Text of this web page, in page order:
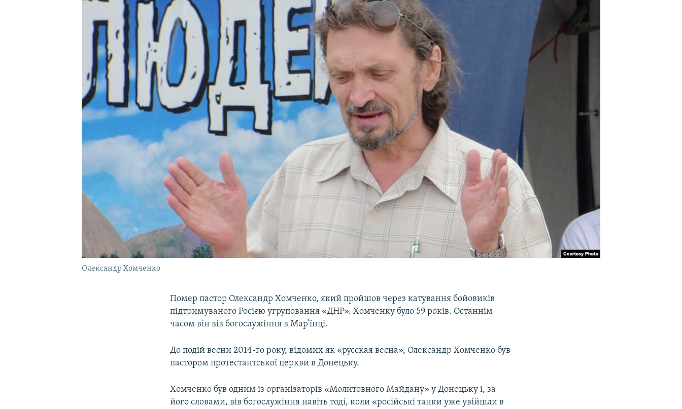
УКРАЇНСЬКА ПРОБЛЕМА КРИМУ
Олександр Хомченко
Помер пастор Олександр Хомченко, який пройшов через катування бойовиків
підтримуваного Росією угруповання «ДНР». Хомченку було 59 років. Останнім
часом він вів богослужіння в Мар’їнці.
До подій весни 2014-го року, відомих як «русская весна», Олександр Хомченко був
пастором протестантської церкви в Донецьку.
Хомченко був одним із організаторів «Молитовного Майдану» у Донецьку і, за
його словами, вів богослужіння навіть тоді, коли «російські танки уже увійшли в